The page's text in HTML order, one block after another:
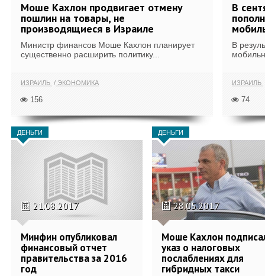
Моше Кахлон продвигает отмену
пошлин на товары, не
производящиеся в Израиле
Министр финансов Моше Кахлон планирует
существенно расширить политику...
ИЗРАИЛЬ ЭКОНОМИКА
156
В
В
ИЗРАИЛЬ
74
ДЕНЬГИ
21.08.2017
Минфин опубликовал
финансовый отчет
правительства за 2016
год
ДЕНЬГИ
28.05.2017
Моше Кахлон
указ о налоговых
послаблениях для
гибридных такси